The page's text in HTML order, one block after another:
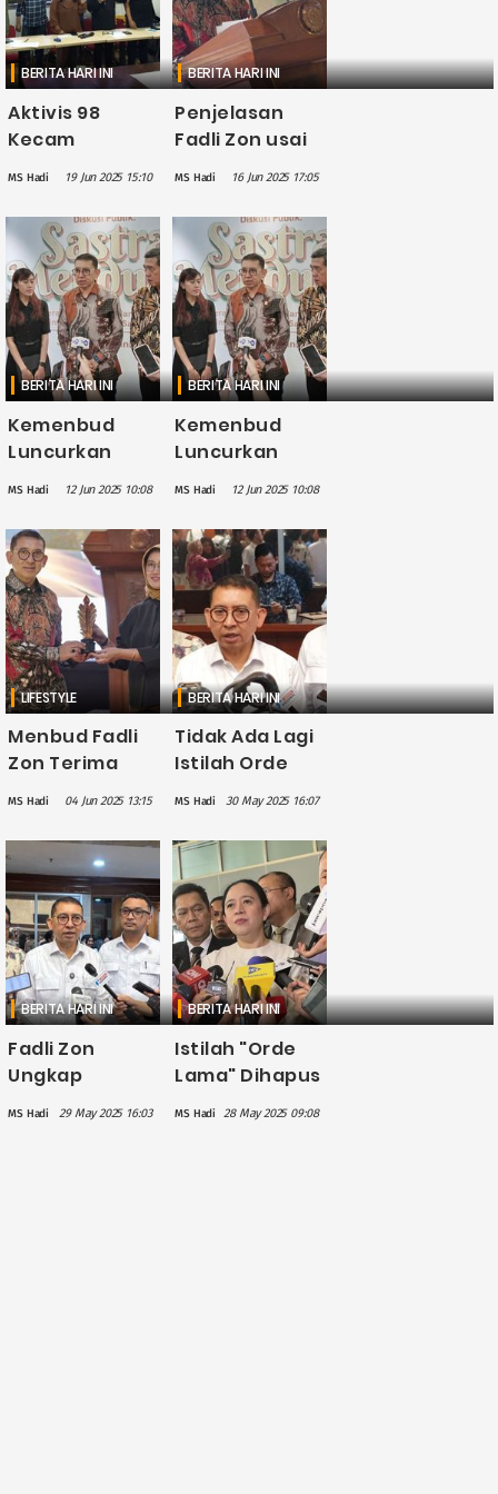
BERITA HARI INI
Aktivis 98
Kecam
Pernyataan
Pemerkosaan
Massal, Desak
Minta Maaf
dan Mundur
dari
Jabatannya
MS Hadi 19 Jun 2025 15:10
BERITA HARI INI
Penjelasan
Fadli Zon usai
Dikritik soal
Seksual Mei
1998
MS Hadi 16 Jun 2025 17:05
BERITA HARI INI
Kemenbud
Luncurkan
Laboratorium
dan Promotor
Sastra, Genjot
Eksistensi
Karya
Indonesia di
Dunia
MS Hadi 12 Jun 2025 10:08
BERITA HARI INI
Kemenbud
Luncurkan
Laboratorium
dan Promotor
Sastra, Genjot
Eksistensi
Karya
Indonesia di
Dunia
MS Hadi 12 Jun 2025 10:08
LIFESTYLE
Menbud Fadli
Zon Terima
Anugerah
Nawasena
Budaya 2025
dari UNS
MS Hadi 04 Jun 2025 13:15
BERITA HARI INI
Tidak Ada Lagi
Istilah Orde
Lama dalam
Penulisan
Ulang Sejarah
Indonesia, Ini
Alasannya
MS Hadi 30 May 2025 16:07
BERITA HARI INI
Fadli Zon
Ungkap
Anggaran
Penulisan
MS Hadi 29 May 2025 16:03
BERITA HARI INI
Istilah "Orde
Lama" Dihapus
dalam
Penulisan
MS Hadi 28 May 2025 09:08